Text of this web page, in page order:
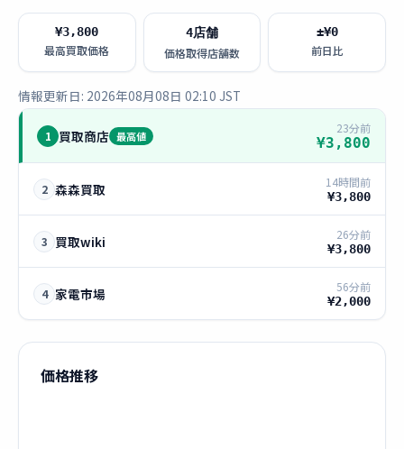
¥3,800
最高買取価格
4店舗
価格取得店舗数
±¥0
前日比
情報更新日: 2026年08月08日 02:10 JST
1 買取商店 最高値
23分前
¥3,800
2 森森買取 14時間前
¥3,800
3 買取wiki 26分前
¥3,800
4 家電市場 56分前
¥2,000
価格推移